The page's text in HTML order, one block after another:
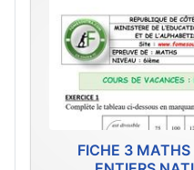
FICHE 3